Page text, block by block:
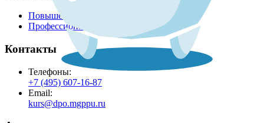
Повышение квалификации
Профессиональная переподготовка
Контакты
Телефоны:
+7 (495) 607-16-87
Email:
kurs@dpo.mgppu.ru